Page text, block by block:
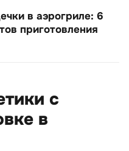
в аэрогриле: 6
приготовления
с
в